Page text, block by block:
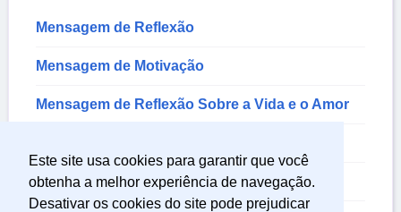
Este site usa cookies para garantir que você
obtenha a melhor experiência de navegação.
Desativar os cookies do site pode prejudicar
Mensagem de Reflexão
Mensagem de Motivação
Mensagem de Reflexão Sobre a Vida e o Amor
Mensagem de Autoestima